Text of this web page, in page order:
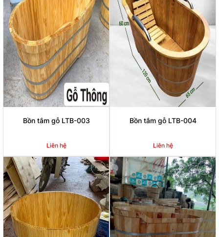
Bồn tắm gỗ LTB-003
Liên hệ
Bồn tắm gỗ LTB-004
Liên hệ